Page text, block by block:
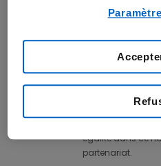
financement
consacré aux
thérapies de
régénérative qui
premiers stades de
patients et le
égalité dans ce
partenariat.